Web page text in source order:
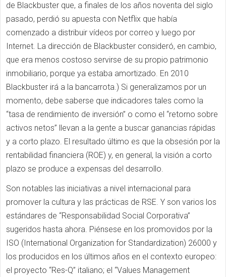
de Blackbuster que, a finales de los años noventa del siglo
pasado, perdió su apuesta con Netflix que había
comenzado a distribuir vídeos por correo y luego por
Internet. La dirección de Blackbuster consideró, en cambio,
que era menos costoso servirse de su propio patrimonio
inmobiliario, porque ya estaba amortizado. En 2010
Blackbuster irá a la bancarrota.) Si generalizamos por un
momento, debe saberse que indicadores tales como la
“tasa de rendimiento de inversión” o como el “retorno sobre
activos netos” llevan a la gente a buscar ganancias rápidas
y a corto plazo. El resultado último es que la obsesión por la
rentabilidad financiera (ROE) y, en general, la visión a corto
plazo se produce a expensas del desarrollo.
Son notables las iniciativas a nivel internacional para
promover la cultura y las prácticas de RSE. Y son varios los
estándares de “Responsabilidad Social Corporativa”
sugeridos hasta ahora. Piénsese en los promovidos por la
ISO (International Organization for Standardization) 26000 y
los producidos en los últimos años en el contexto europeo:
el proyecto “Res-Q” italiano; el “Values Management